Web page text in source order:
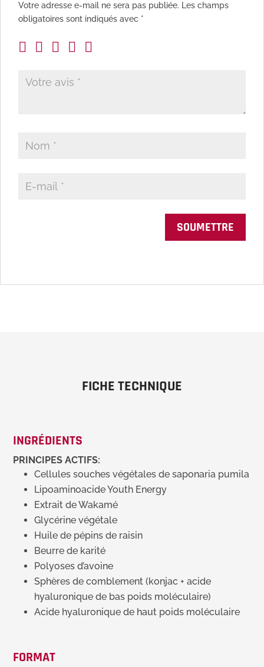
Votre adresse e-mail ne sera pas publiée.
Les champs
obligatoires sont indiqués avec *
FICHE TECHNIQUE
INGRÉDIENTS
PRINCIPES ACTIFS:
Cellules souches végétales de saponaria pumila
Lipoaminoacide Youth Energy
Extrait de Wakamé
Glycérine végétale
Huile de pépins de raisin
Beurre de karité
Polyoses d’avoine
Sphères de comblement (konjac + acide
hyaluronique de bas poids moléculaire)
Acide hyaluronique de haut poids moléculaire
FORMAT